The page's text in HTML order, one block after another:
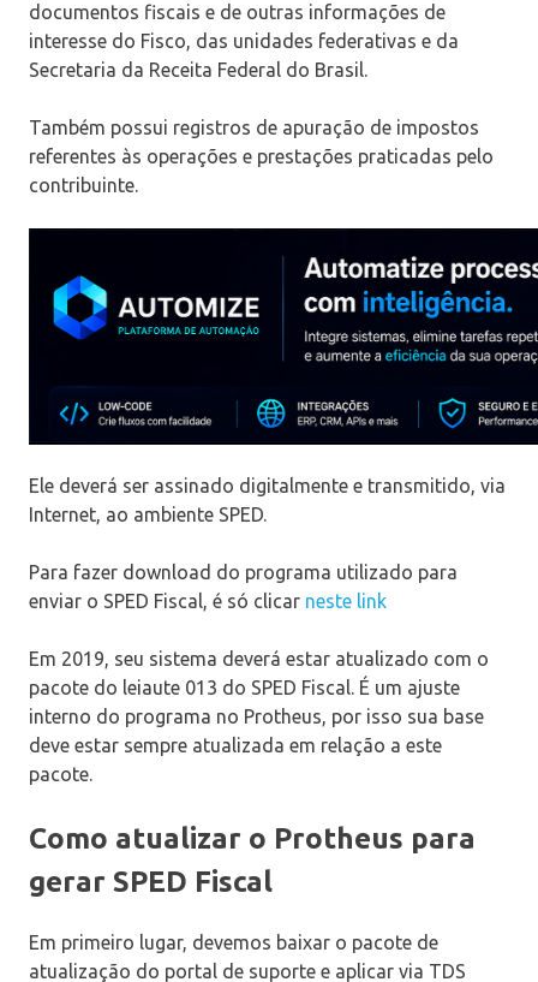
documentos fiscais e de outras informações de
interesse do Fisco, das unidades federativas e da
Secretaria da Receita Federal do Brasil.
Também possui registros de apuração de impostos
referentes às operações e prestações praticadas pelo
contribuinte.
Ele deverá ser assinado digitalmente e transmitido, via
Internet, ao ambiente SPED.
Para fazer download do programa utilizado para
enviar o SPED Fiscal, é só clicar neste link
Em 2019, seu sistema deverá estar atualizado com o
pacote do leiaute 013 do SPED Fiscal. É um ajuste
interno do programa no Protheus, por isso sua base
deve estar sempre atualizada em relação a este
pacote.
Como atualizar o Protheus para
gerar SPED Fiscal
Em primeiro lugar, devemos baixar o pacote de
atualização do portal de suporte e aplicar via TDS